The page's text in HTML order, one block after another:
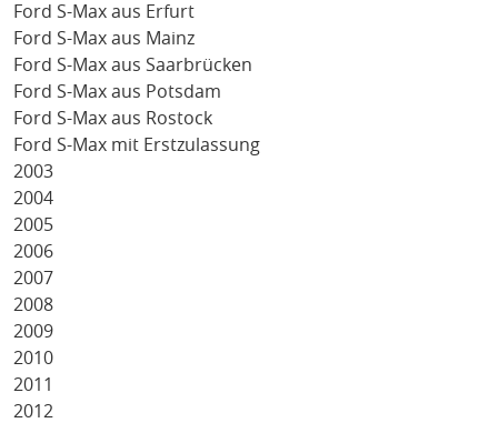
Ford S-Max aus Erfurt
Ford S-Max aus Mainz
Ford S-Max aus Saarbrücken
Ford S-Max aus Potsdam
Ford S-Max aus Rostock
Ford S-Max mit Erstzulassung
2003
2004
2005
2006
2007
2008
2009
2010
2011
2012